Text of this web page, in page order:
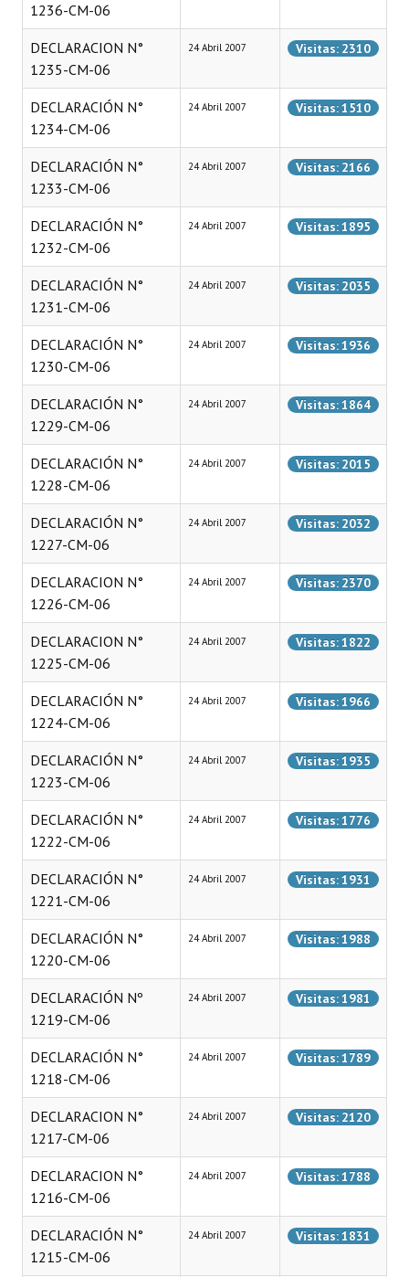
Informes de Gestión
Proyectos Presentados
Dictámenes Asesoría Letrada
Actas de Sesión
Informes de Unidad Coordinadora
Ejecución Presupuestaria
Actas de Audiencias Públicas
NORMATIVA
Comunicaciones
Declaraciones
Resoluciones
Resoluciones de Presidencia
INSTITUCIONAL
Antiguos Pobladores
Noticias Destacadas
Registros y Distinciones
Datos Históricos
Premio al Mérito - Registro
Audiencias Públicas - Registro
Periodistas Decanos - Registro
Ciudadano Ilustre - Registro
Banca del Vecino - Registro
Huéspedes de Honor - Registro
Antiguos Pobladores - Registro
Reconocimientos - Registro
Bariloche, Municipio intercultural
Entrega de distinciones
REFORMA DE LA CARTA ORGÁNICA
1236-CM-06
DECLARACION N°
1235-CM-06
24 Abril 2007 Visitas: 2310
DECLARACIÓN N°
1234-CM-06
24 Abril 2007 Visitas: 1510
DECLARACIÓN N°
1233-CM-06
24 Abril 2007 Visitas: 2166
DECLARACIÓN N°
1232-CM-06
24 Abril 2007 Visitas: 1895
DECLARACIÓN N°
1231-CM-06
24 Abril 2007 Visitas: 2035
DECLARACIÓN N°
1230-CM-06
24 Abril 2007 Visitas: 1936
DECLARACIÓN N°
1229-CM-06
24 Abril 2007 Visitas: 1864
DECLARACIÓN N°
1228-CM-06
24 Abril 2007 Visitas: 2015
DECLARACIÓN N°
1227-CM-06
24 Abril 2007 Visitas: 2032
DECLARACION N°
1226-CM-06
24 Abril 2007 Visitas: 2370
DECLARACION N°
1225-CM-06
24 Abril 2007 Visitas: 1822
DECLARACIÓN N°
1224-CM-06
24 Abril 2007 Visitas: 1966
DECLARACIÓN N°
1223-CM-06
24 Abril 2007 Visitas: 1935
DECLARACIÓN N°
1222-CM-06
24 Abril 2007 Visitas: 1776
DECLARACIÓN N°
1221-CM-06
24 Abril 2007 Visitas: 1931
DECLARACIÓN N°
1220-CM-06
24 Abril 2007 Visitas: 1988
DECLARACIÓN Nº
1219-CM-06
24 Abril 2007 Visitas: 1981
DECLARACIÓN N°
1218-CM-06
24 Abril 2007 Visitas: 1789
DECLARACION N°
1217-CM-06
24 Abril 2007 Visitas: 2120
DECLARACION N°
1216-CM-06
24 Abril 2007 Visitas: 1788
DECLARACIÓN N°
1215-CM-06
24 Abril 2007 Visitas: 1831